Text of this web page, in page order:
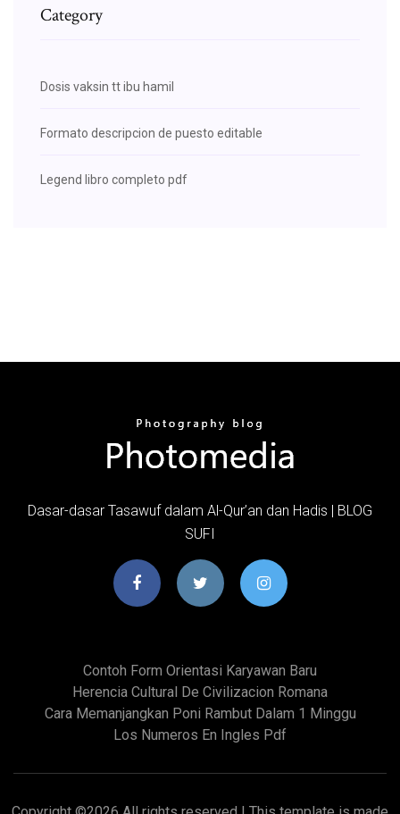
Category
Dosis vaksin tt ibu hamil
Formato descripcion de puesto editable
Legend libro completo pdf
Dasar-dasar Tasawuf dalam Al-Qur’an dan Hadis | BLOG
SUFI
Contoh Form Orientasi Karyawan Baru
Herencia Cultural De Civilizacion Romana
Cara Memanjangkan Poni Rambut Dalam 1 Minggu
Los Numeros En Ingles Pdf